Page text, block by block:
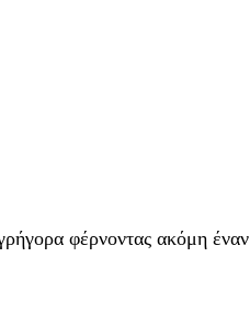
φέρνοντας ακόμη έναν